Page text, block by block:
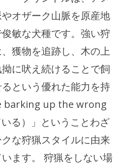
オザーク山脈を原産地
敏な犬種です。強い狩
獲物を追跡し、木の上
に吠え続けることで飼
という優れた能力を持
barking up the wrong
る）」ということわざ
な狩猟スタイルに由来
ます。 狩猟をしない場